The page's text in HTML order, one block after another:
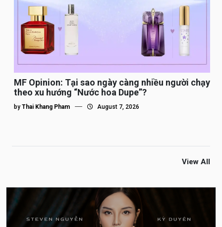
MF Opinion: Tại sao ngày càng nhiều người chạy
theo xu hướng “Nước hoa Dupe”?
by Thai Khang Pham August 7, 2026
View All